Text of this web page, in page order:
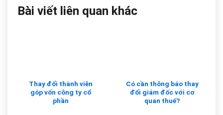
Bài viết liên quan khác
Thay đổi thành viên
góp vốn công ty cổ
phần
Có cần thông báo thay
đổi giám đốc với cơ
quan thuế?